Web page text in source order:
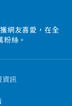
網友喜愛，在全
絲。
資訊